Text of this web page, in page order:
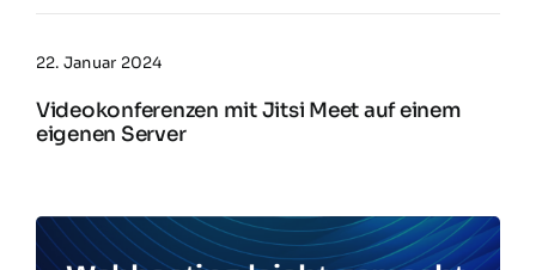
22. Januar 2024
Videokonferenzen mit Jitsi Meet auf einem
eigenen Server